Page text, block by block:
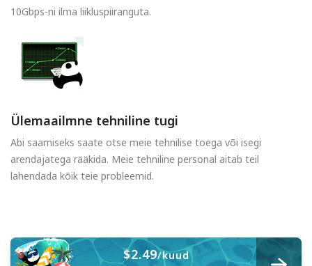
10Gbps-ni ilma liikluspiiranguta.
Ülemaailmne tehniline tugi
Abi saamiseks saate otse meie tehnilise toega või isegi
arendajatega rääkida. Meie tehniline personal aitab teil
lahendada kõik teie probleemid.
$2.49/kuud